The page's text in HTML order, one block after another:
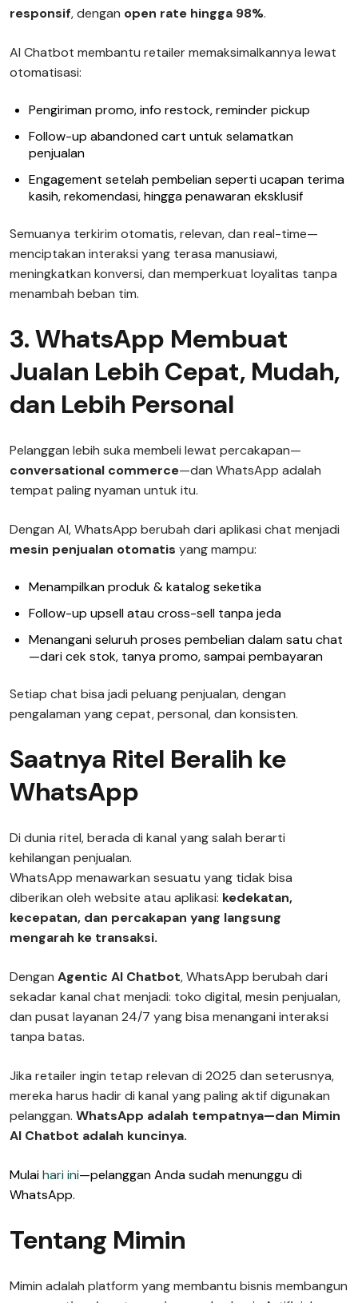
responsif, dengan open rate hingga 98%.
AI Chatbot membantu retailer memaksimalkannya lewat
otomatisasi:
Pengiriman promo, info restock, reminder pickup
Follow-up abandoned cart untuk selamatkan
penjualan
Engagement setelah pembelian seperti ucapan terima
kasih, rekomendasi, hingga penawaran eksklusif
Semuanya terkirim otomatis, relevan, dan real-time—
menciptakan interaksi yang terasa manusiawi,
meningkatkan konversi, dan memperkuat loyalitas tanpa
menambah beban tim.
3. WhatsApp Membuat
Jualan Lebih Cepat, Mudah,
dan Lebih Personal
Pelanggan lebih suka membeli lewat percakapan—
conversational commerce—dan WhatsApp adalah
tempat paling nyaman untuk itu.
Dengan AI, WhatsApp berubah dari aplikasi chat menjadi
mesin penjualan otomatis yang mampu:
Menampilkan produk & katalog seketika
Follow-up upsell atau cross-sell tanpa jeda
Menangani seluruh proses pembelian dalam satu chat
—dari cek stok, tanya promo, sampai pembayaran
Setiap chat bisa jadi peluang penjualan, dengan
pengalaman yang cepat, personal, dan konsisten.
Saatnya Ritel Beralih ke
WhatsApp
Di dunia ritel, berada di kanal yang salah berarti
kehilangan penjualan.
WhatsApp menawarkan sesuatu yang tidak bisa
diberikan oleh website atau aplikasi: kedekatan,
kecepatan, dan percakapan yang langsung
mengarah ke transaksi.
Dengan Agentic AI Chatbot, WhatsApp berubah dari
sekadar kanal chat menjadi: toko digital, mesin penjualan,
dan pusat layanan 24/7 yang bisa menangani interaksi
tanpa batas.
Jika retailer ingin tetap relevan di 2025 dan seterusnya,
mereka harus hadir di kanal yang paling aktif digunakan
pelanggan. WhatsApp adalah tempatnya—dan Mimin
AI Chatbot adalah kuncinya.
Mulaihari ini—pelanggan Anda sudah menunggu di
WhatsApp.
Tentang Mimin
Mimin adalah platform yang membantu bisnis membangun